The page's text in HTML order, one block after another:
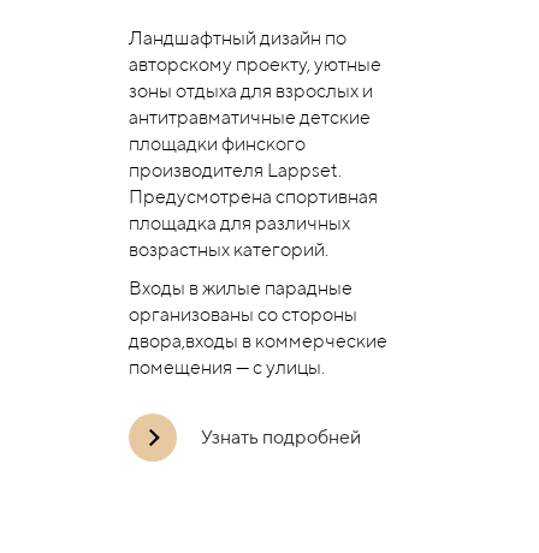
Ландшафтный дизайн по
авторскому проекту, уютные
зоны отдыха для взрослых и
антитравматичные детские
площадки финского
производителя Lappset.
Предусмотрена спортивная
площадка для различных
возрастных категорий.
Входы в жилые парадные
организованы со стороны
двора,входы в коммерческие
помещения — с улицы.
Узнать подробней